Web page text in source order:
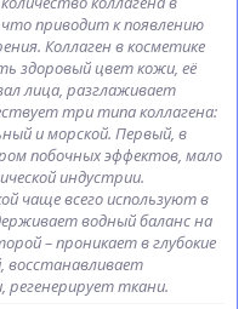
приводит к появлению
Коллаген в косметике
здоровый цвет кожи, её
лица, разглаживает
три типа коллагена:
и морской. Первый, в
побочных эффектов, мало
индустрии.
чаще всего используют в
водный баланс на
– проникает в глубокие
восстанавливает
регенерирует ткани.